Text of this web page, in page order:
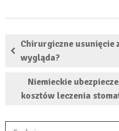
Chirurgiczne usunięcie
wygląda?
Niemieckie
kosztów leczenia